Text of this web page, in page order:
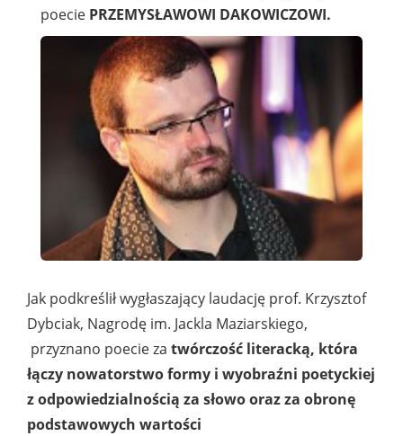
poecie PRZEMYSŁAWOWI DAKOWICZOWI.
Jak podkreślił wygłaszający laudację prof. Krzysztof
Dybciak, Nagrodę im. Jackla Maziarskiego,
przyznano poecie za twórczość literacką, która
łączy nowatorstwo formy i wyobraźni poetyckiej
z odpowiedzialnością za słowo oraz za obronę
podstawowych wartości